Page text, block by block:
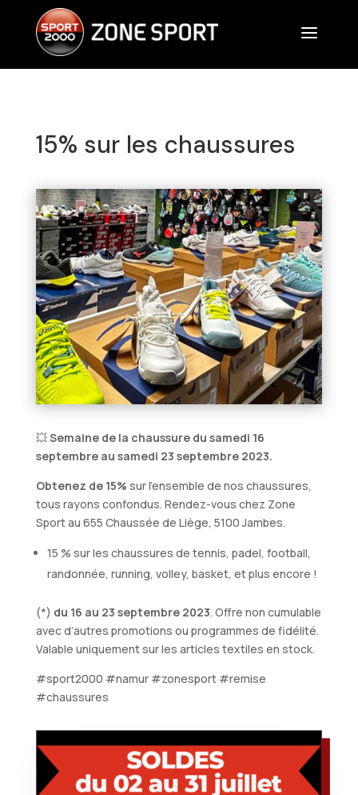
a
15% sur les chaussures
💥Semaine de la chaussure du samedi 16
septembre au samedi 23 septembre 2023.
Obtenez de 15% sur l’ensemble de nos chaussures,
tous rayons confondus. Rendez-vous chez Zone
Sport au 655 Chaussée de Liège, 5100 Jambes.
15 % sur les chaussures de tennis, padel, football,
randonnée, running, volley, basket, et plus encore !
(*) du 16 au 23 septembre 2023. Offre non cumulable
avec d’autres promotions ou programmes de fidélité.
Valable uniquement sur les articles textiles en stock.
#sport2000 #namur #zonesport #remise
#chaussures